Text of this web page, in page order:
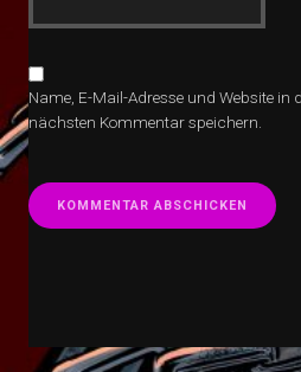
Name, E-Mail-Adresse und Website in
nächsten Kommentar speichern.